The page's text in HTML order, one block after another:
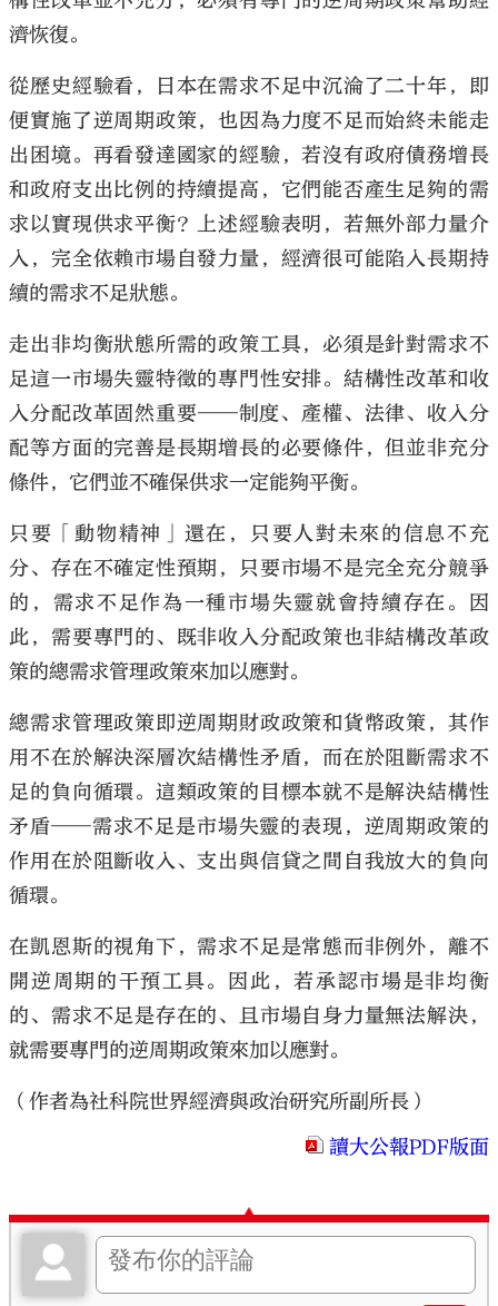
濟恢復。
從歷史經驗看，日本在需求不足中沉淪了二十年，即
便實施了逆周期政策，也因為力度不足而始終未能走
出困境。再看發達國家的經驗，若沒有政府債務增長
和政府支出比例的持續提高，它們能否產生足夠的需
求以實現供求平衡？上述經驗表明，若無外部力量介
入，完全依賴市場自發力量，經濟很可能陷入長期持
續的需求不足狀態。
走出非均衡狀態所需的政策工具，必須是針對需求不
足這一市場失靈特徵的專門性安排。結構性改革和收
入分配改革固然重要──制度、產權、法律、收入分
配等方面的完善是長期增長的必要條件，但並非充分
條件，它們並不確保供求一定能夠平衡。
只要「動物精神」還在，只要人對未來的信息不充
分、存在不確定性預期，只要市場不是完全充分競爭
的，需求不足作為一種市場失靈就會持續存在。因
此，需要專門的、既非收入分配政策也非結構改革政
策的總需求管理政策來加以應對。
總需求管理政策即逆周期財政政策和貨幣政策，其作
用不在於解決深層次結構性矛盾，而在於阻斷需求不
足的負向循環。這類政策的目標本就不是解決結構性
矛盾──需求不足是市場失靈的表現，逆周期政策的
作用在於阻斷收入、支出與信貸之間自我放大的負向
循環。
在凱恩斯的視角下，需求不足是常態而非例外，離不
開逆周期的干預工具。因此，若承認市場是非均衡
的、需求不足是存在的、且市場自身力量無法解決，
就需要專門的逆周期政策來加以應對。
（作者為社科院世界經濟與政治研究所副所長）
讀大公報PDF版面